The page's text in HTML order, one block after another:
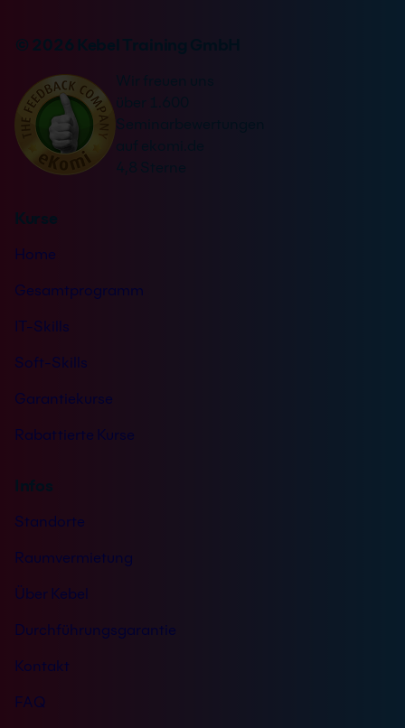
e
t
ä
n
i
*
n
i
e
© 2026 Kebel Training GmbH
Wir freuen uns
über 1.600
Seminarbewertungen
auf ekomi.de
4,8 Sterne
Kurse
Home
Gesamtprogramm
IT-Skills
Soft-Skills
Garantiekurse
Rabattierte Kurse
Infos
Standorte
Raumvermietung
Über Kebel
Durchführungsgarantie
Kontakt
FAQ